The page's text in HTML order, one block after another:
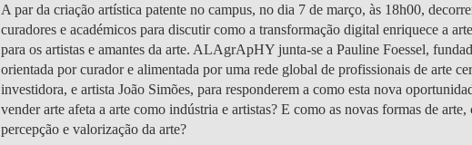
A par da criação artística patente no campus, no dia 7 de março, às 18h00,
curadores e académicos para discutir como a transformação digital enriquece a
para os artistas e amantes da arte. ALAgrApHY junta-se a Pauline Foessel,
orientada por curador e alimentada por uma rede global de profissionais de arte
investidora, e artista João Simões, para responderem a como esta nova
vender arte afeta a arte como indústria e artistas? E como as novas formas de
percepção e valorização da arte?